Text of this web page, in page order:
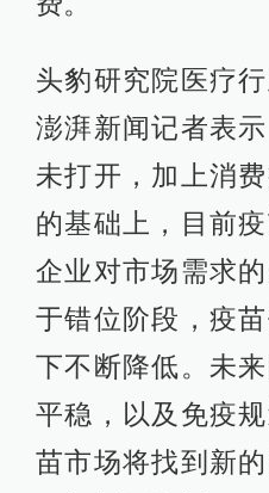
头豹研究院医疗
澎湃新闻记者表
未打开，加上消
的基础上，目前
企业对市场需求
于错位阶段，疫
下不断降低。未
平稳，以及免疫
苗市场将找到新